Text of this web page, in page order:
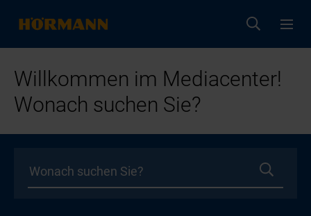
Willkommen im Mediacenter!
Wonach suchen Sie?